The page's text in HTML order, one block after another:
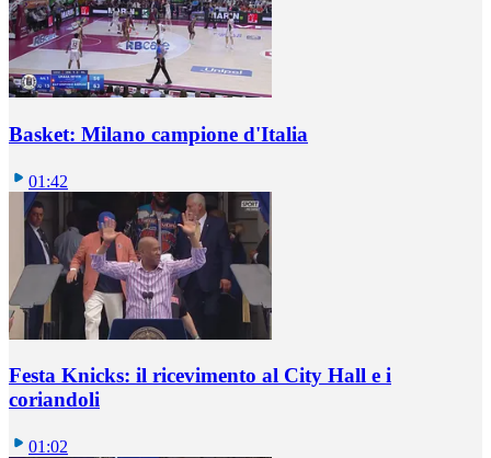
Basket: Milano campione d'Italia
01:42
Festa Knicks: il ricevimento al City Hall e i
coriandoli
01:02